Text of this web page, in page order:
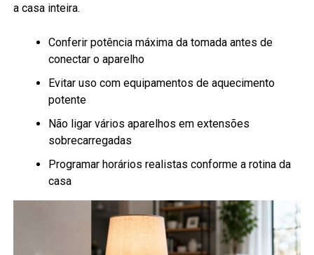
a casa inteira.
Conferir potência máxima da tomada antes de
conectar o aparelho
Evitar uso com equipamentos de aquecimento
potente
Não ligar vários aparelhos em extensões
sobrecarregadas
Programar horários realistas conforme a rotina da
casa